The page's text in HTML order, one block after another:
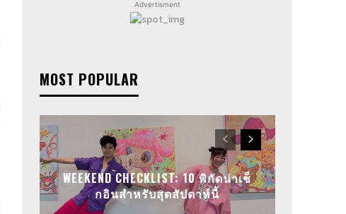
Advertisment
MOST POPULAR
WEEKEND CHECKLIST: 10 พิกัดน่าเช็
กอินสำหรับสุดสัปดาห์นี้